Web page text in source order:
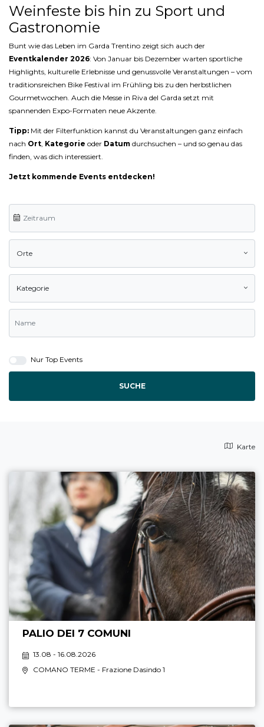
Weinfeste bis hin zu Sport und
Gastronomie
Bunt wie das Leben im Garda Trentino zeigt sich auch der
Eventkalender 2026: Von Januar bis Dezember warten sportliche
Highlights, kulturelle Erlebnisse und genussvolle Veranstaltungen – vom
traditionsreichen Bike Festival im Frühling bis zu den herbstlichen
Gourmetwochen. Auch die Messe in Riva del Garda setzt mit
spannenden Expo-Formaten neue Akzente.
Tipp: Mit der Filterfunktion kannst du Veranstaltungen ganz einfach
nach Ort, Kategorie oder Datum durchsuchen – und so genau das
finden, was dich interessiert.
Jetzt kommende Events entdecken!
Orte
Kategorie
Nur Top Events
SUCHE
Karte
PALIO DEI 7 COMUNI
13.08 - 16.08.2026
COMANO TERME - Frazione Dasindo 1